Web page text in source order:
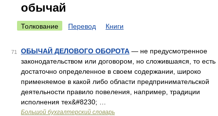
обычай
Толкование Перевод Книги
71 ОБЫЧАЙ ДЕЛОВОГО ОБОРОТА — не предусмотренное
законодательством или договором, но сложившаяся, то есть
достаточно определенное в своем содержании, широко
применяемое в какой либо области предпринимательской
деятельности правило повеления, например, традиции
исполнения тех&#8230; …
Большой бухгалтерский словарь